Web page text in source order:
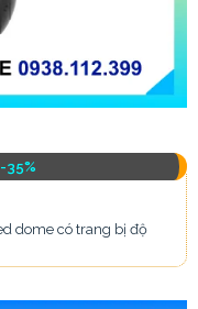
35%
dome có trang bị độ